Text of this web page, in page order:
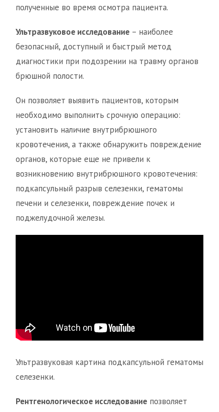
полученные во время осмотра пациента.
Ультразвуковое исследование – наиболее
безопасный, доступный и быстрый метод
диагностики при подозрении на травму органов
брюшной полости.
Он позволяет выявить пациентов, которым
необходимо выполнить срочную операцию:
установить наличие внутрибрюшного
кровотечения, а также обнаружить повреждение
органов, которые еще не привели к
возникновению внутрибрюшного кровотечения:
подкапсульный разрыв селезенки, гематомы
печени и селезенки, повреждение почек и
поджелудочной железы.
Ультразвуковая картина подкапсульной гематомы
селезенки.
Рентгенологическое исследование позволяет